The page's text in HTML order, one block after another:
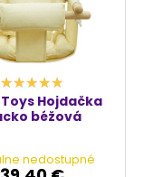
Hojdačka
béžová
nedostupné